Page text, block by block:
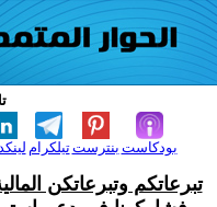
تيلكرامبنترست بودكاست
تبرعاتكم وتبرعاتكن